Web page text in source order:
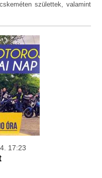
születtek, valamint
17:23